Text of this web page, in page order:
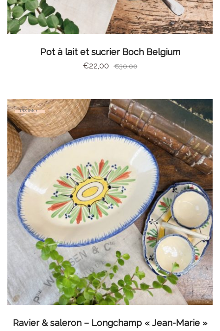
AJOUTER AU PANIER
Pot à lait et sucrier Boch Belgium
€30,00
€22,00
PROMO !
AJOUTER AU PANIER
Ravier & saleron – Longchamp « Jean-Marie »